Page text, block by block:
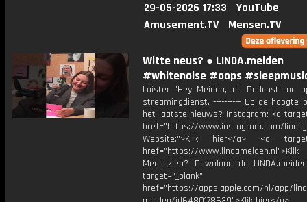
29-05-2026 17:33
YouTube
Amusement.TV
Mensen.TV
Witte neus? ● LINDA.meiden
#whitenoise #oops
Luister 'Hey Meiden, de Podcast' nu
streamingdienst. ---------- Op de hoogte
het laatste nieuws? Instagram: <a
href="https://www.instagram.com/
Website:">Klik hier</a> <a
href="https://
Meer zien? Download de
target="_blank"
href="https://apps.apple.com/nl/app/